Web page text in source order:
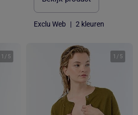
Exclu Web | 2 kleuren
1 / 5 1 / 5